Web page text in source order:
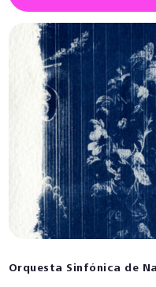
Orquesta Sinfónica de